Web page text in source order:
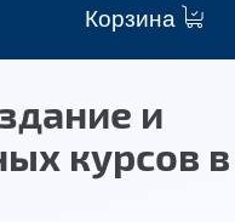
Корзина
и
курсов в